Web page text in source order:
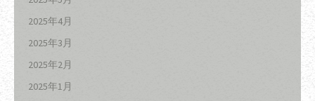
2025年4月
2025年3月
2025年2月
2025年1月